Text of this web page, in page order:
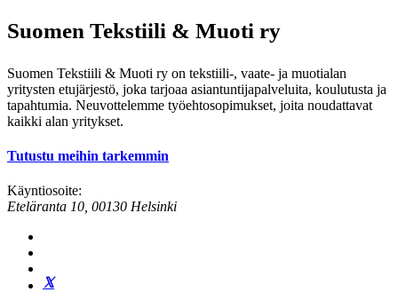
Suomen Tekstiili & Muoti ry
Suomen Tekstiili & Muoti ry on tekstiili-, vaate- ja muotialan
yritysten etujärjestö, joka tarjoaa asiantuntijapalveluita, koulutusta ja
tapahtumia. Neuvottelemme työehtosopimukset, joita noudattavat
kaikki alan yritykset.
Tutustu meihin tarkemmin
Käyntiosoite:
Eteläranta 10, 00130 Helsinki